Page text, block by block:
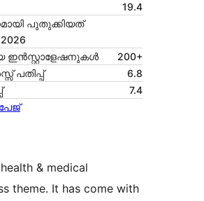
19.4
പുതുക്കിയത്
ഇൻസ്റ്റാളേഷനുകൾ
200+
പതിപ്പ്
6.8
7.4
& medical
theme. It has come with